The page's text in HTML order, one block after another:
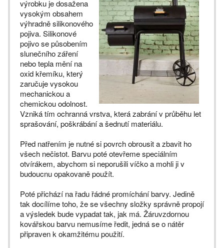
výrobku je dosažena
vysokým obsahem
výhradně silikonového
pojiva. Silikonové
pojivo se působením
slunečního záření
nebo tepla mění na
oxid křemíku, který
zaručuje vysokou
mechanickou a
chemickou odolnost.
Vzniká tím ochranná vrstva, která zabrání v průběhu let
sprašování, poškrábání a šednutí materiálu.
Před natřením je nutné si povrch obrousit a zbavit ho
všech nečistot. Barvu poté otevřeme speciálním
otvírákem, abychom si neporušili víčko a mohli ji v
budoucnu opakovaně použít.
Poté přichází na řadu řádné promíchání barvy. Jedině
tak docílíme toho, že se všechny složky správně propojí
a výsledek bude vypadat tak, jak má. Žáruvzdornou
kovářskou barvu nemusíme ředit, jedná se o nátěr
připraven k okamžitému použití.